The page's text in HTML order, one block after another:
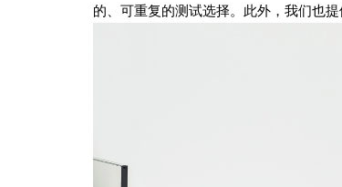
的、可重复的测试选择。此外，我们也